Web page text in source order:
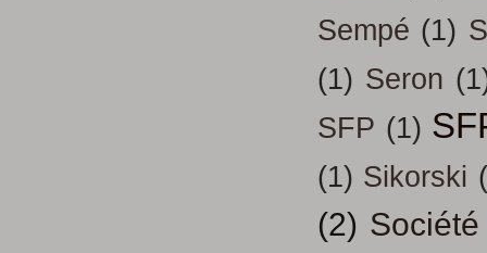
Sempé (1)
(1) Seron
SFP (1)
(1) Sikorski
(2) Société